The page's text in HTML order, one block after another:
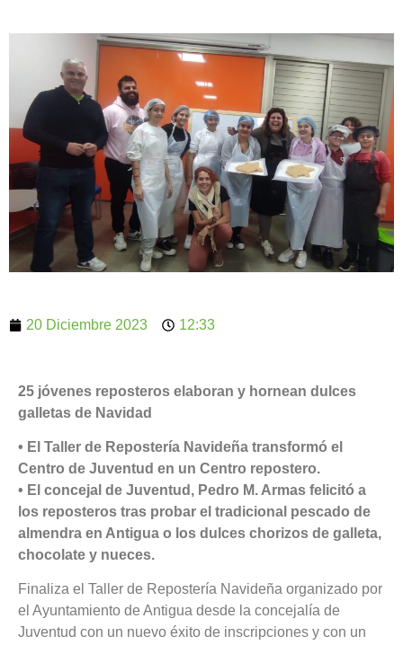
20 Diciembre 2023 12:33
25 jóvenes reposteros elaboran y hornean dulces
galletas de Navidad
• El Taller de Repostería Navideña transformó el
Centro de Juventud en un Centro repostero.
• El concejal de Juventud, Pedro M. Armas felicitó a
los reposteros tras probar el tradicional pescado de
almendra en Antigua o los dulces chorizos de galleta,
chocolate y nueces.
Finaliza el Taller de Repostería Navideña organizado por
el Ayuntamiento de Antigua desde la concejalía de
Juventud con un nuevo éxito de inscripciones y con un